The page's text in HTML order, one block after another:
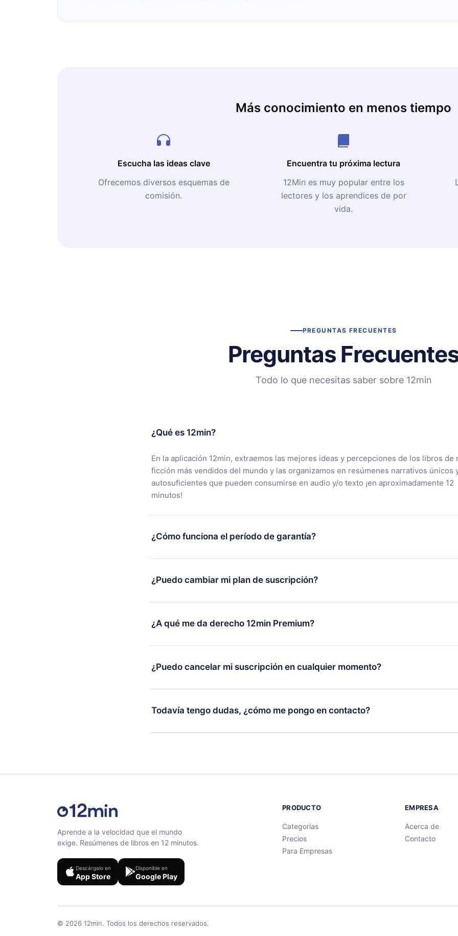
Más conocimiento en menos tiempo
Escucha las ideas clave
Ofrecemos diversos esquemas de
comisión.
Encuentra tu próxima lectura
12Min es muy popular entre los
lectores y los aprendices de por
vida.
PREGUNTAS FRECUENTES
Preguntas
Todo lo que necesitas saber sobre 12min
¿Qué es 12min?
En la aplicación 12min, extraemos las mejores ideas y percepciones de los libros de
ficción más vendidos del mundo y las organizamos en resúmenes narrativos únicos
autosuficientes que pueden consumirse en audio y/o texto ¡en aproximadamente 12
minutos!
¿Cómo funciona el período de garantía?
Puedes descargar nuestra aplicación y comenzar a disfrutar de nuestra biblioteca.
alguna razón no estás satisfecho con nuestra plataforma, simplemente contacta a
nuestro equipo de soporte (
contacto@12min.com
¿Puedo cambiar mi plan de suscripción?
Sí, pero el cambio solo se aplicará a partir del próximo período de facturación. Por
ejemplo, si decides cambiar tu suscripción mensual a anual, después de confirmar el
cambio al plan anual, el nuevo plan solo se aplicará y cobrará después del aniversario
¿A qué me da derecho 12min Premium?
12min Premium es un plan que te garantiza acceso a toda nuestra biblioteca de más
2500 títulos disponibles en 3 idiomas (inglés, español y portugués) que puedes leer o
escuchar en cualquier momento a través de nuestra aplicación disponible para iOS,
al final de cada microlibro.
¿Puedo cancelar mi suscripción en cualquier momento?
Sí, si decides no renovar tu suscripción a 12min, puedes cancelar en cualquier
y el próximo ciclo de facturación no ocurrirá.
Todavía tengo dudas, ¿cómo me pongo en contacto?
Siéntete libre de contactarnos ensupport@12min.com.
Aprende a la velocidad que el mundo
exige. Resúmenes de libros en 12 minutos.
Descárgalo en
App Store
Disponible en
Google Play
PRODUCTO
Categorías
Precios
Para Empresas
EMPRESA
Acerca de
Contacto
© 2026 12min. Todos los derechos reservados.